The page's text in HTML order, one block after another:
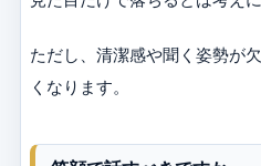
ただし、清潔感や聞く姿勢が
くなります。